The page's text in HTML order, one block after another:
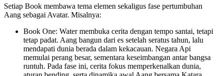
Setiap Book membawa tema elemen sekaligus fase pertumbuhan
Aang sebagai Avatar. Misalnya:
Book One: Water membuka cerita dengan tempo santai, tetapi
tetap padat. Aang bangun dari es setelah seratus tahun, lalu
mendapati dunia berada dalam kekacauan. Negara Api
memulai perang besar, sementara keseimbangan antar bangsa
runtuh. Pada fase ini, cerita fokus memperkenalkan dunia,